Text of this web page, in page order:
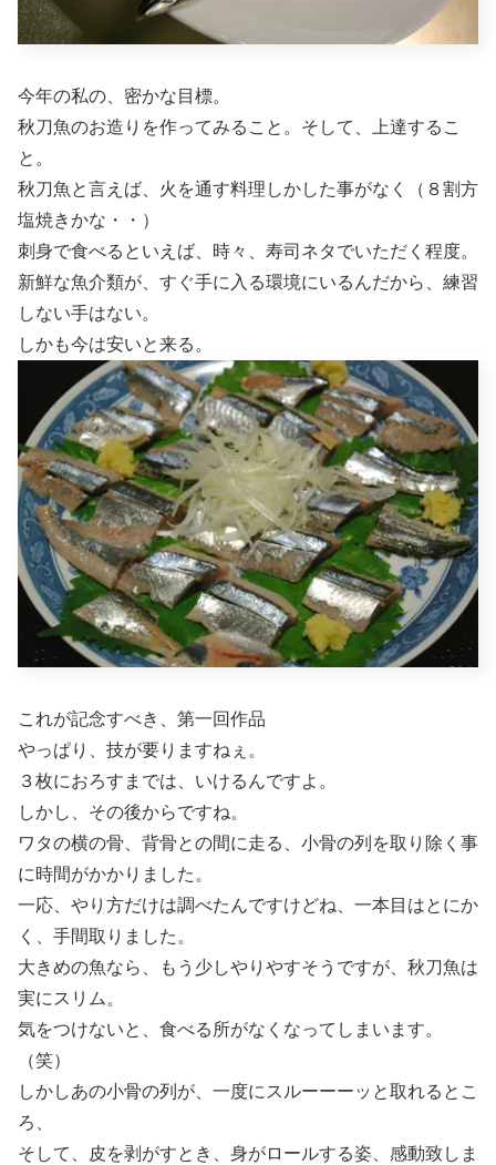
今年の私の、密かな目標。
秋刀魚のお造りを作ってみること。そして、上達するこ
と。
秋刀魚と言えば、火を通す料理しかした事がなく（８割方
塩焼きかな・・）
刺身で食べるといえば、時々、寿司ネタでいただく程度。
新鮮な魚介類が、すぐ手に入る環境にいるんだから、練習
しない手はない。
しかも今は安いと来る。
これが記念すべき、第一回作品
やっぱり、技が要りますねぇ。
３枚におろすまでは、いけるんですよ。
しかし、その後からですね。
ワタの横の骨、背骨との間に走る、小骨の列を取り除く事
に時間がかかりました。
一応、やり方だけは調べたんですけどね、一本目はとにか
く、手間取りました。
大きめの魚なら、もう少しやりやすそうですが、秋刀魚は
実にスリム。
気をつけないと、食べる所がなくなってしまいます。
（笑）
しかしあの小骨の列が、一度にスルーーーッと取れるとこ
ろ、
そして、皮を剥がすとき、身がロールする姿、感動致しま